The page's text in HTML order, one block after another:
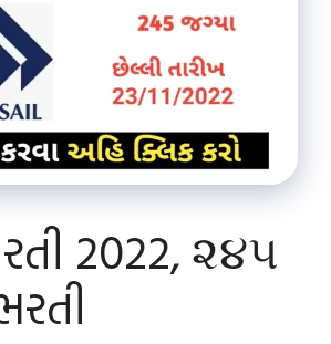
2022, ૨૪૫